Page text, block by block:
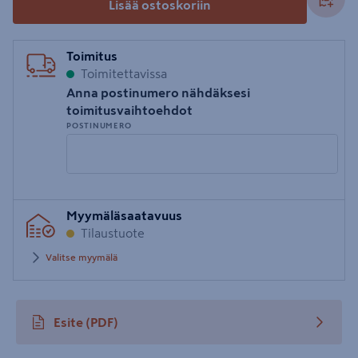
Lisää ostoskoriin
Toimitus
Toimitettavissa
Anna postinumero nähdäksesi
toimitusvaihtoehdot
POSTINUMERO
postinumero
Myymäläsaatavuus
Tilaustuote
Valitse myymälä
Esite (PDF)
avautuu uuteen välilehteen